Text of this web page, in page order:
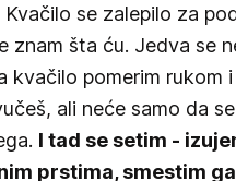
se zalepilo za
znam šta ću. Jedva se
kvačilo pomerim rukom
ali neće samo da
I tad se setim -
prstima, smestim